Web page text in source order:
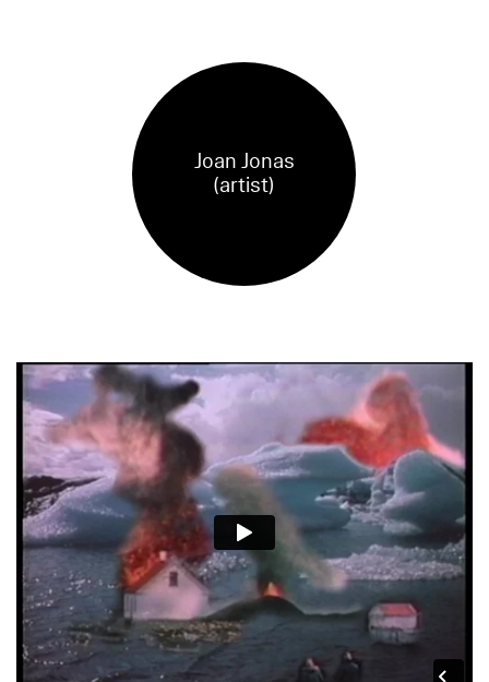
Joan Jonas
(artist)